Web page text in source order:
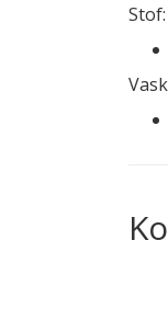
Stof: